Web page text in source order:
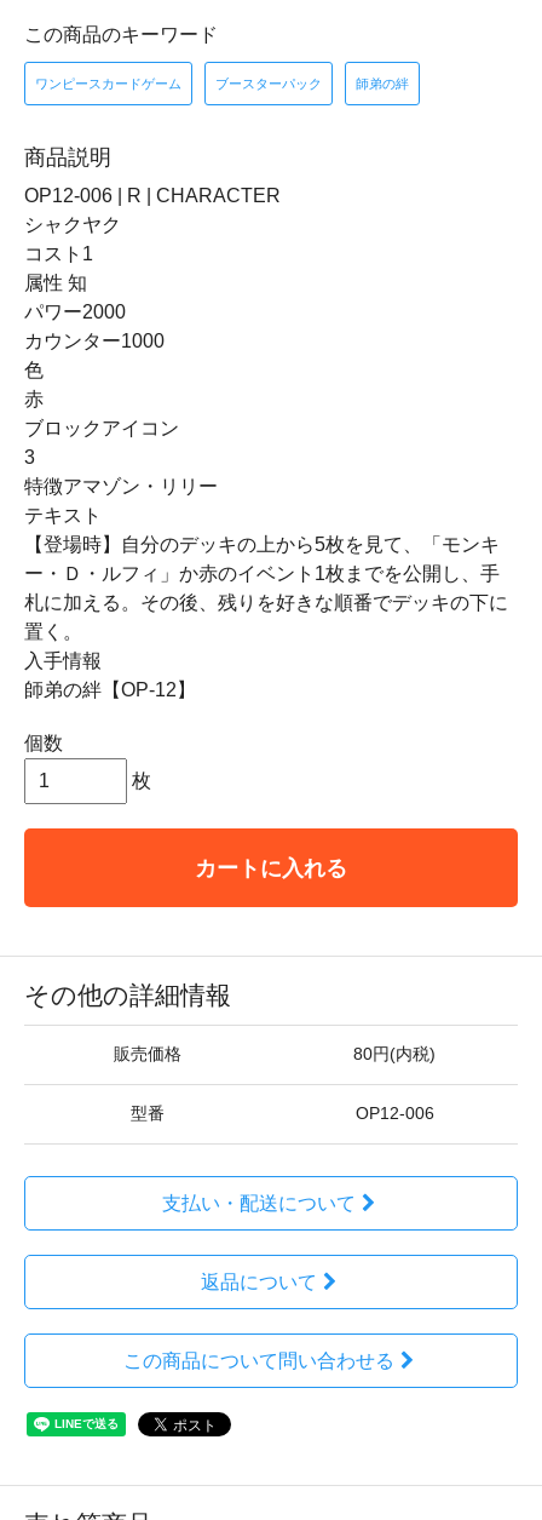
この商品のキーワード
ワンピースカードゲーム ブースターパック 師弟の絆
商品説明
OP12-006 | R | CHARACTER
シャクヤク
コスト1
属性 知
パワー2000
カウンター1000
色
赤
ブロックアイコン
3
特徴アマゾン・リリー
テキスト
【登場時】自分のデッキの上から5枚を見て、「モンキ
ー・Ｄ・ルフィ」か赤のイベント1枚までを公開し、手
札に加える。その後、残りを好きな順番でデッキの下に
置く。
入手情報
師弟の絆【OP-12】
個数
枚
カートに入れる
その他の詳細情報
販売価格 80円(内税)
型番 OP12-006
支払い・配送について
返品について
この商品について問い合わせる